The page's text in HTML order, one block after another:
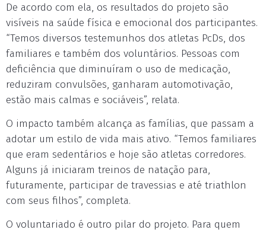
De acordo com ela, os resultados do projeto são
visíveis na saúde física e emocional dos participantes.
“Temos diversos testemunhos dos atletas PcDs, dos
familiares e também dos voluntários. Pessoas com
deficiência que diminuíram o uso de medicação,
reduziram convulsões, ganharam automotivação,
estão mais calmas e sociáveis”, relata.
O impacto também alcança as famílias, que passam a
adotar um estilo de vida mais ativo. “Temos familiares
que eram sedentários e hoje são atletas corredores.
Alguns já iniciaram treinos de natação para,
futuramente, participar de travessias e até triathlon
com seus filhos”, completa.
O voluntariado é outro pilar do projeto. Para quem